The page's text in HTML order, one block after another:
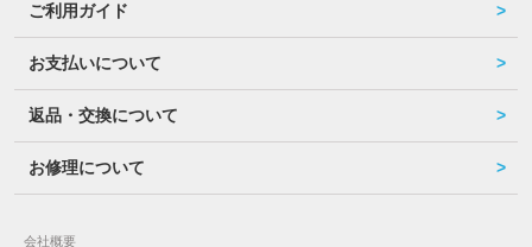
ご利用ガイド
お支払いについて
返品・交換について
お修理について
会社概要